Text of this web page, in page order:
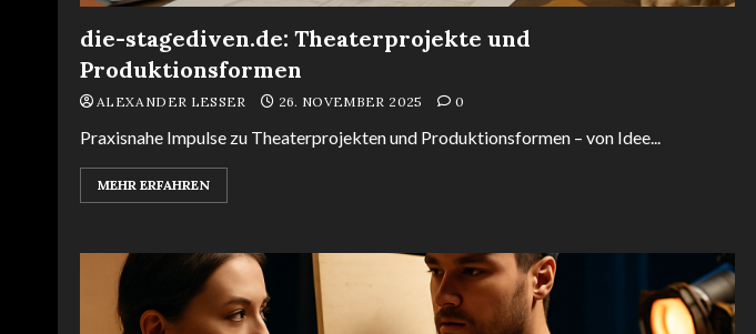
die-stagediven.de: Theaterprojekte und
Produktionsformen
ALEXANDER LESSER 26. NOVEMBER 2025 0
Praxisnahe Impulse zu Theaterprojekten und Produktionsformen – von Idee...
MEHR ERFAHREN